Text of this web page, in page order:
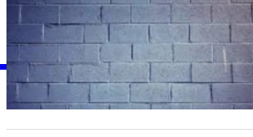
OFFICIAL